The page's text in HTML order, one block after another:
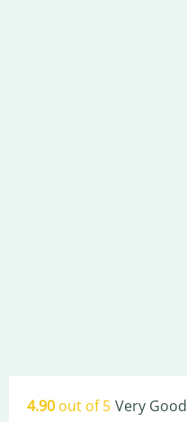
4.90 out of 5 Very Good